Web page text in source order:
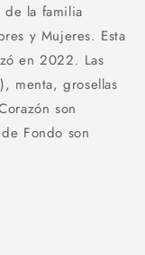
de la familia
y Mujeres. Esta
en 2022. Las
menta, grosellas
son
Fondo son